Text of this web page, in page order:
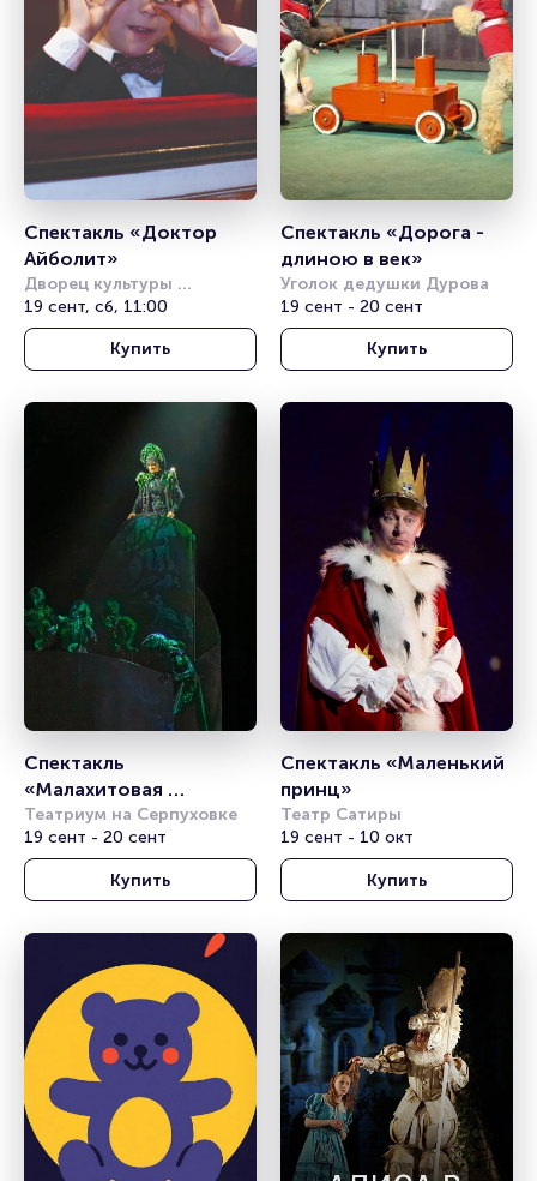
Спектакль «Доктор
Айболит»
Дворец культуры
железнодорожников
(Новосибирск)
19 сент, сб, 11:00
Купить
Спектакль «Дорога -
длиною в век»
Уголок дедушки Дурова
19 сент - 20 сент
Купить
Спектакль
«Малахитовая
шкатулка»
Театриум на Серпуховке
19 сент - 20 сент
Купить
Спектакль «Маленький
принц»
Театр Сатиры
19 сент - 10 окт
Купить